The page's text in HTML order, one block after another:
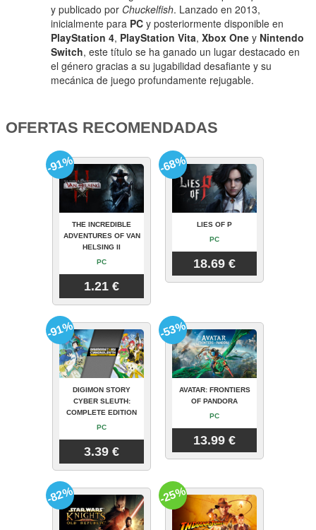
y publicado por Chuckelfish. Lanzado en 2013,
inicialmente para PC y posteriormente disponible en
PlayStation 4, PlayStation Vita,Xbox One y Nintendo
Switch, este título se ha ganado un lugar destacado en
el género gracias a su jugabilidad desafiante y su
mecánica de juego profundamente rejugable.
OFERTAS RECOMENDADAS
THE INCREDIBLE
ADVENTURES OF VAN
HELSING II
PC
1.21 €
-91%
LIES OF P
PC
18.69 €
-68%
DIGIMON STORY
CYBER SLEUTH:
COMPLETE EDITION
PC
3.39 €
-91%
AVATAR: FRONTIERS
OF PANDORA
PC
13.99 €
-53%
-82% -25%